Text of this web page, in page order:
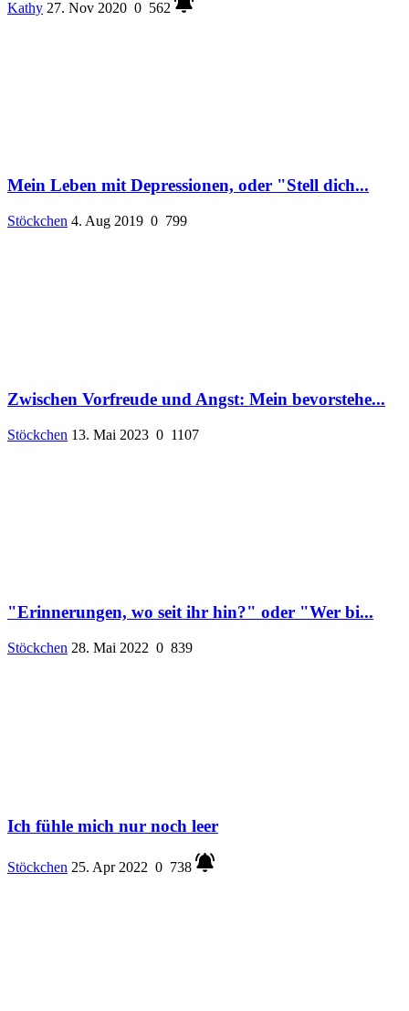
Kathy 27. Nov 2020 0 562
Mein Leben mit Depressionen, oder "Stell dich...
Stöckchen 4. Aug 2019 0 799
Zwischen Vorfreude und Angst: Mein bevorstehe...
Stöckchen 13. Mai 2023 0 1107
"Erinnerungen, wo seit ihr hin?" oder "Wer bi...
Stöckchen 28. Mai 2022 0 839
Ich fühle mich nur noch leer
Stöckchen 25. Apr 2022 0 738